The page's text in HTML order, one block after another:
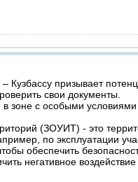
Кузбассу призывает
свои документы.
зоне с особыми условиями
(ЗОУИТ) - это
по эксплуатации
обеспечить
негативное воздействие